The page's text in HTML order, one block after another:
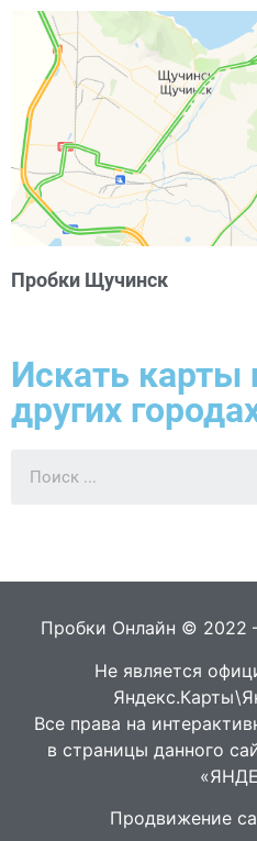
Пробки Щучинск
Искать карты
других
Пробки Онлайн © 2022
Не является
Все права на
в страницы данного
Продвижение